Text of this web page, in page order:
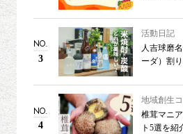
NO.
3
活動日記
人吉球磨
ーダ）割
NO.
4
地域創生
椎茸マニ
ト5選を紹